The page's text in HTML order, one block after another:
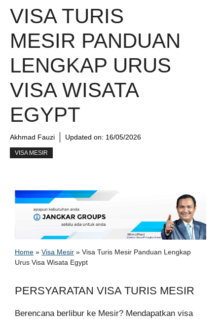
VISA TURIS
MESIR PANDUAN
LENGKAP URUS
VISA WISATA
EGYPT
Akhmad Fauzi Updated on: 16/05/2026
VISA MESIR
Home » Visa Mesir » Visa Turis Mesir Panduan Lengkap
Urus Visa Wisata Egypt
PERSYARATAN VISA TURIS MESIR
Berencana berlibur ke Mesir? Mendapatkan visa